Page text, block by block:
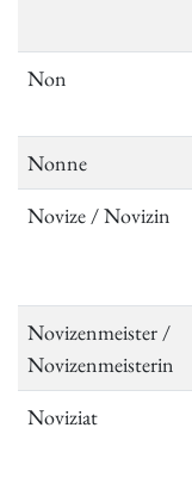
Non
Nonne
Novize / Novizin
Novizenmeister /
Novizenmeisterin
Noviziat